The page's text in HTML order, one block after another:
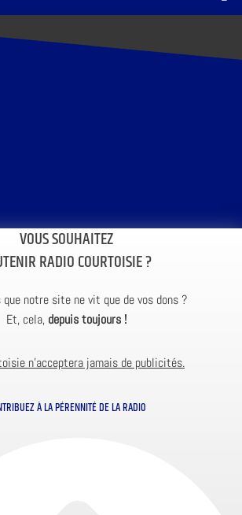
VOUS SOUHAITEZ
RADIO COURTOISIE ?
que notre site ne vit que de vos dons ?
Et, cela, depuis toujours !
n’acceptera jamais de publicités.
À LA PÉRENNITÉ DE LA RADIO